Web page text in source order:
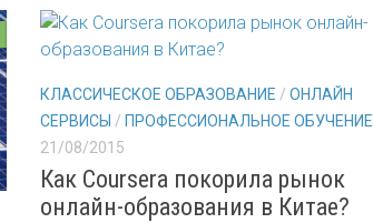
КЛАССИЧЕСКОЕ ОБРАЗОВАНИЕ / ОНЛАЙН
СЕРВИСЫ / ПРОФЕССИОНАЛЬНОЕ ОБУЧЕНИЕ
21/08/2015
Как Coursera покорила рынок
онлайн-образования в Китае?